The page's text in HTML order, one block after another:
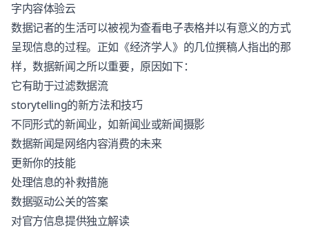
字内容体验云
数据记者的生活可以被视为查看电子表格并以有意义的方式
呈现信息的过程。正如《经济学人》的几位撰稿人指出的那
样，数据新闻之所以重要，原因如下：
它有助于过滤数据流
storytelling的新方法和技巧
不同形式的新闻业，如新闻业或新闻摄影
数据新闻是网络内容消费的未来
更新你的技能
处理信息的补救措施
数据驱动公关的答案
对官方信息提供独立解读